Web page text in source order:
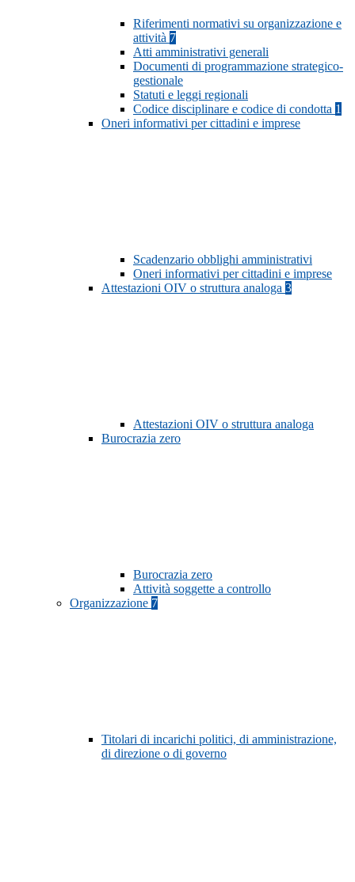
Riferimenti normativi su organizzazione e
attività 7
Atti amministrativi generali
Documenti di programmazione strategico-
gestionale
Statuti e leggi regionali
Codice disciplinare e codice di condotta 1
Oneri informativi per cittadini e imprese
Scadenzario obblighi amministrativi
Oneri informativi per cittadini e imprese
Attestazioni OIV o struttura analoga 3
Attestazioni OIV o struttura analoga
Burocrazia zero
Burocrazia zero
Attività soggette a controllo
Organizzazione 7
Titolari di incarichi politici, di amministrazione,
di direzione o di governo